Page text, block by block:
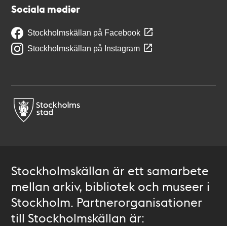
Sociala medier
Stockholmskällan på Facebook
Stockholmskällan på Instagram
Stockholmskällan är ett samarbete
mellan arkiv, bibliotek och museer i
Stockholm. Partnerorganisationer
till Stockholmskällan är: